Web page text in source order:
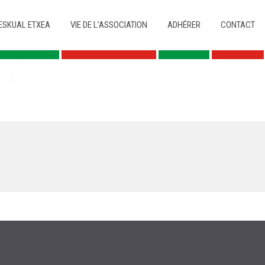
ETXEA VIE DE L’ASSOCIATION ADHÉRER CONTACT